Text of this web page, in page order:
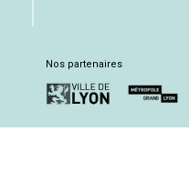
Nos partenaires